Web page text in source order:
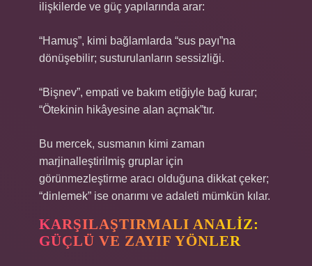
ilişkilerde ve güç yapılarında arar:
“Hamuş”, kimi bağlamlarda “sus payı”na
dönüşebilir; susturulanların sessizliği.
“Bişnev”, empati ve bakım etiğiyle bağ kurar;
“Ötekinin hikâyesine alan açmak”tır.
Bu mercek, susmanın kimi zaman
marjinalleştirilmiş gruplar için
görünmezleştirme aracı olduğuna dikkat çeker;
“dinlemek” ise onarımı ve adaleti mümkün kılar.
KARŞILAŞTIRMALI ANALIZ:
GÜÇLÜ VE ZAYIF YÖNLER